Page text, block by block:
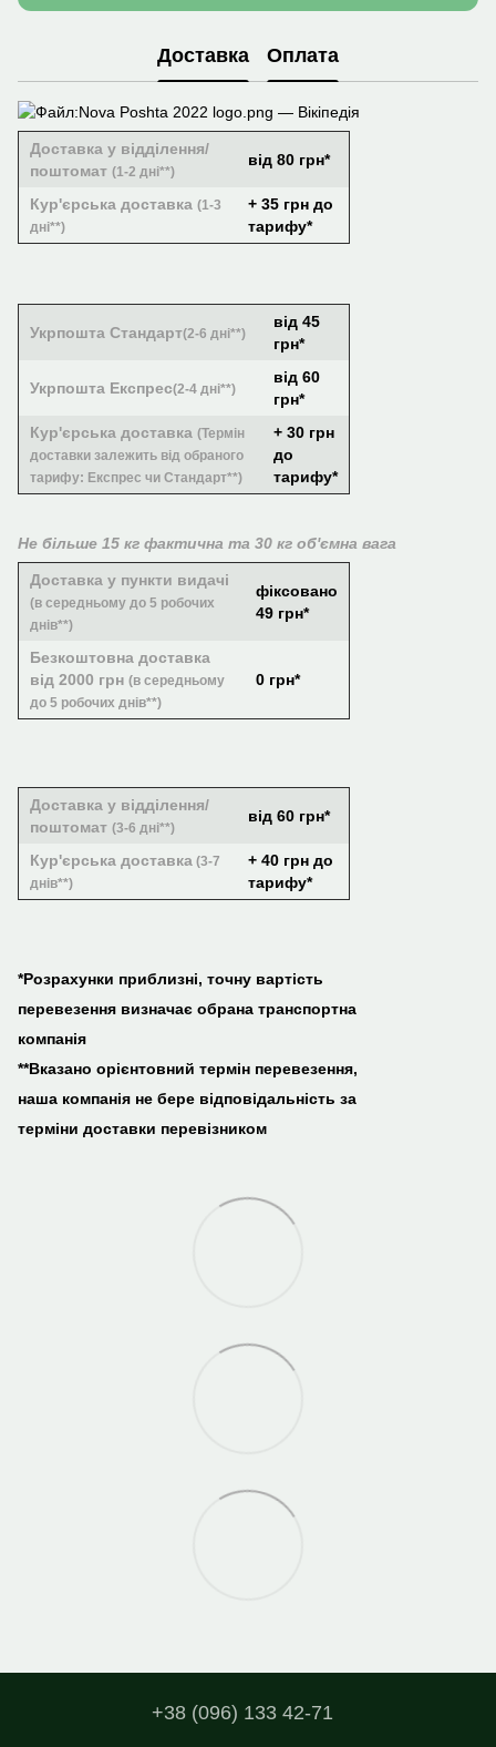
Доставка Оплата
Доставка у відділення/
поштомат (1-2 дні**)
від 80 грн*
Кур'єрська доставка (1-3
дні**)
+ 35 грн до
тарифу*
Укрпошта Стандарт(2-6 дні**)
від 45
грн*
Укрпошта Експрес(2-4 дні**)
від 60
грн*
Кур'єрська доставка (Термін
доставки залежить від обраного
тарифу: Експрес чи Стандарт**)
+ 30 грн
до
тарифу*
Не більше 15 кг фактична та 30 кг об'ємна вага
Доставка у пункти видачі
(в середньому до 5 робочих
днів**)
фіксовано
49 грн*
Безкоштовна доставка
від 2000 грн (в середньому
до 5 робочих днів**)
0 грн*
Доставка у відділення/
поштомат (3-6 дні**)
від 60 грн*
Кур'єрська доставка (3-7
днів**)
+ 40 грн до
тарифу*
*Розрахунки приблизні, точну вартість
перевезення визначає обрана транспортна
компанія
**Вказано орієнтовний термін перевезення,
наша компанія не бере відповідальність за
терміни доставки перевізником
+38 (096) 133 42-71